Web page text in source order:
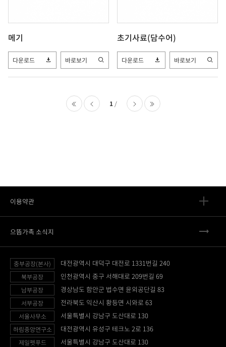
메기
다운로드 바로보기
초기사료(담수어)
다운로드 바로보기
1
이용약관
으뜸가족 소식지
중부공장(본사) 대전광역시 대덕구 대전로 1331번길 240
북부공장 인천광역시 중구 서해대로 209번길 69
남부공장 경상남도 함안군 법수면 윤외공단길 83
서부공장 전라북도 익산시 황등면 시와로 63
서울사무소 서울특별시 강남구 도산대로 130
하림중앙연구소 대전광역시 유성구 테크노 2로 136
제일펫푸드 서울특별시 강남구 도산대로 130